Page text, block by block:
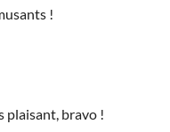
!
plaisant, bravo !